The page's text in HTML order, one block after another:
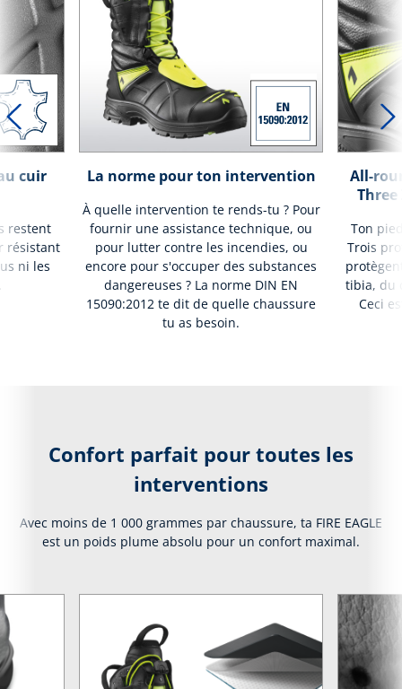
cuir
restent
résistant
ni les
La norme pour ton intervention
À quelle intervention te rends-tu ? Pour
fournir une assistance technique, ou
pour lutter contre les incendies, ou
encore pour s'occuper des substances
dangereuses ? La norme DIN EN
15090:2012 te dit de quelle chaussure
tu as besoin.
All-
Ton
Trois
tibia, du
Ceci
Confort parfait pour toutes les
interventions
Avec moins de 1 000 grammes par chaussure, ta FIRE EAGLE
est un poids plume absolu pour un confort maximal.